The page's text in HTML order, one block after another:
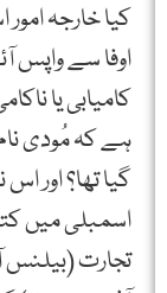
کیا خارجہ
اوفا سے واپس
کامیابی یا
ہے کہ مُودی
گیا تھا؟ اور
اسمبلی میں
تجارت (بیلنس